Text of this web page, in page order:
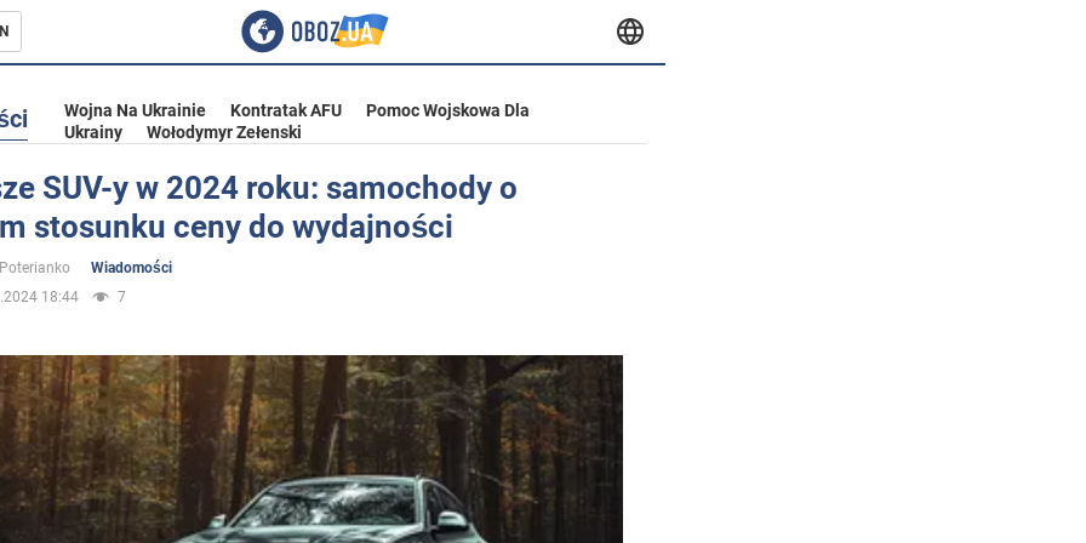
Ukrainie
Wojna Na Ukrainie Kontratak AFU
Pomoc Wojskowa Dla
Ukrainy
Wołodymyr Zełenski
SUV-y w 2024 roku: samochody o
stosunku ceny do wydajności
Wiadomości
18:44
7